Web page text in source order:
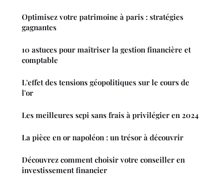
Optimisez votre patrimoine à paris : stratégies
gagnantes
10 astuces pour maîtriser la gestion financière et
comptable
L'effet des tensions géopolitiques sur le cours de
l'or
Les meilleures scpi sans frais à privilégier en 2024
La pièce en or napoléon : un trésor à découvrir
Découvrez comment choisir votre conseiller en
investissement financier